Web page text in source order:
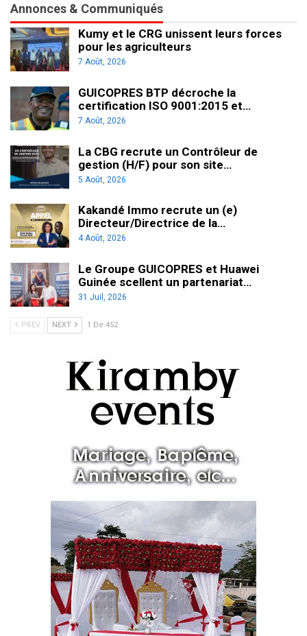
Annonces & Communiqués
Kumy et le CRG unissent leurs forces
pour les agriculteurs
7 Août, 2026
GUICOPRES BTP décroche la
certification ISO 9001:2015 et…
7 Août, 2026
La CBG recrute un Contrôleur de
gestion (H/F) pour son site…
5 Août, 2026
Kakandé Immo recrute un (e)
Directeur/Directrice de la…
4 Août, 2026
Le Groupe GUICOPRES et Huawei
Guinée scellent un partenariat…
31 Juil, 2026
PREV NEXT 1 De 452